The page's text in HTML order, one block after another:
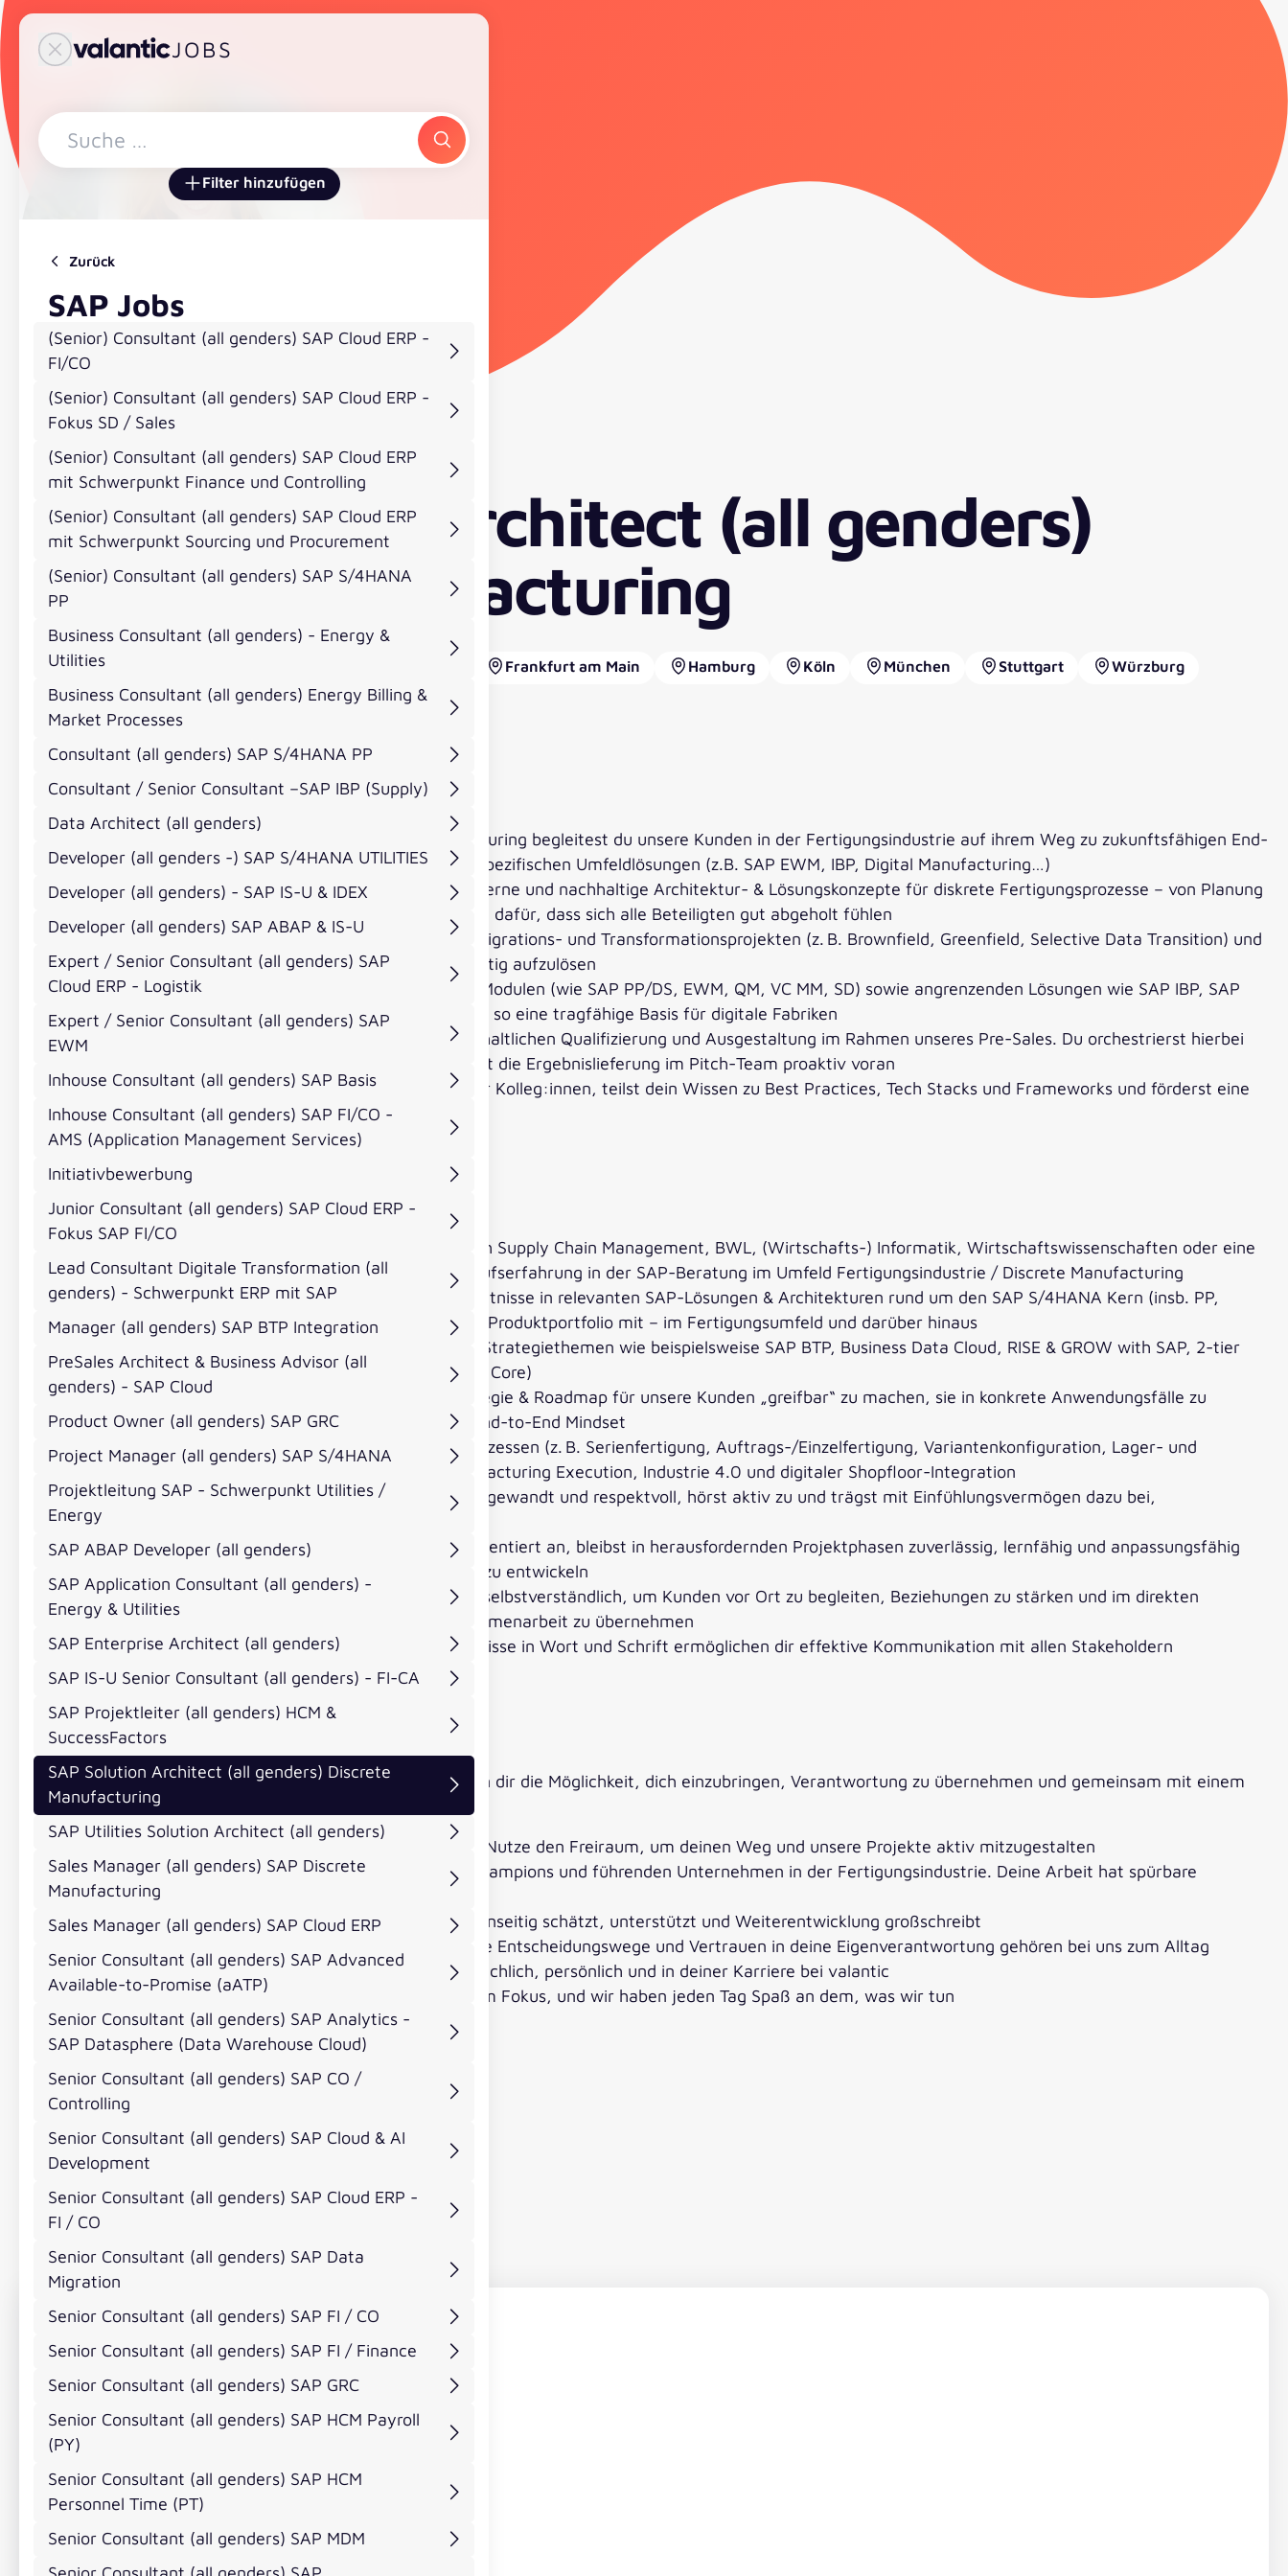
Skip to content
Skip to sidebar
JOBS
JOBS
Suche
Filter hinzufügen
Zurück
SAP Jobs
(Senior) Consultant (all genders) SAP Cloud ERP -
FI/CO
(Senior) Consultant (all genders) SAP Cloud ERP -
Fokus SD / Sales
(Senior) Consultant (all genders) SAP Cloud ERP
mit Schwerpunkt Finance und Controlling
(Senior) Consultant (all genders) SAP Cloud ERP
mit Schwerpunkt Sourcing und Procurement
(Senior) Consultant (all genders) SAP S/4HANA
PP
Business Consultant (all genders) - Energy &
Utilities
Business Consultant (all genders) Energy Billing &
Market Processes
Consultant (all genders) SAP S/4HANA PP
Consultant / Senior Consultant –SAP IBP (Supply)
Data Architect (all genders)
Developer (all genders -) SAP S/4HANA UTILITIES
Developer (all genders) - SAP IS-U & IDEX
Developer (all genders) SAP ABAP & IS-U
Expert / Senior Consultant (all genders) SAP
Cloud ERP - Logistik
Expert / Senior Consultant (all genders) SAP
EWM
Inhouse Consultant (all genders) SAP Basis
Inhouse Consultant (all genders) SAP FI/CO -
AMS (Application Management Services)
Initiativbewerbung
Junior Consultant (all genders) SAP Cloud ERP -
Fokus SAP FI/CO
Lead Consultant Digitale Transformation (all
genders) - Schwerpunkt ERP mit SAP
Manager (all genders) SAP BTP Integration
PreSales Architect & Business Advisor (all
genders) - SAP Cloud
Product Owner (all genders) SAP GRC
Project Manager (all genders) SAP S/4HANA
Projektleitung SAP - Schwerpunkt Utilities /
Energy
SAP ABAP Developer (all genders)
SAP Application Consultant (all genders) -
Energy & Utilities
SAP Enterprise Architect (all genders)
SAP IS-U Senior Consultant (all genders) - FI-CA
SAP Projektleiter (all genders) HCM &
SuccessFactors
SAP Solution Architect (all genders) Discrete
Manufacturing
SAP Utilities Solution Architect (all genders)
Sales Manager (all genders) SAP Discrete
Manufacturing
Sales Manager (all genders) SAP Cloud ERP
Senior Consultant (all genders) SAP Advanced
Available-to-Promise (aATP)
Senior Consultant (all genders) SAP Analytics -
SAP Datasphere (Data Warehouse Cloud)
Senior Consultant (all genders) SAP CO /
Controlling
Senior Consultant (all genders) SAP Cloud & AI
Development
Senior Consultant (all genders) SAP Cloud ERP -
FI / CO
Senior Consultant (all genders) SAP Data
Migration
Senior Consultant (all genders) SAP FI / CO
Senior Consultant (all genders) SAP FI / Finance
Senior Consultant (all genders) SAP GRC
Senior Consultant (all genders) SAP HCM Payroll
(PY)
Senior Consultant (all genders) SAP HCM
Personnel Time (PT)
Senior Consultant (all genders) SAP MDM
SAP Solution Architect (all genders)
Discrete Manufacturing
Berlin Frankfurt am Main Hamburg Köln München Stuttgart
Würzburg
Mannheim
SAP Berufserfahrene
Dein Wirkungsfeld
Als SAP Solution Architect (all genders) Discrete Manufacturing begleitest du unsere Kunden in der Fertigungsindustrie auf ihrem Weg zu zukunftsfähigen End-
to-End-Prozesslösungen mit SAP S/4HANA und industriespezifischen Umfeldlösungen (z.B. SAP EWM, IBP, Digital Manufacturing…)
Gemeinsam mit Fachbereichen und IT entwickelst du moderne und nachhaltige Architektur- & Lösungskonzepte für diskrete Fertigungsprozesse – von Planung
und Supply Chain über Produktion bis Logistik – und sorgst dafür, dass sich alle Beteiligten gut abgeholt fühlen
Du begleitest Fit-to-Standard‑Analysen, unterstützt bei Migrations- und Transformationsprojekten (z. B. Brownfield, Greenfield, Selective Data Transition) und
trägst dazu bei, Konflikte zwischen Anforderungen frühzeitig aufzulösen
Du gestaltest Integrationsszenarien zwischen relevanten Modulen (wie SAP PP/DS, EWM, QM, VC MM, SD) sowie angrenzenden Lösungen wie SAP IBP, SAP
Digital Manufacturing oder SAP BTP Services und schaffst so eine tragfähige Basis für digitale Fabriken
In Angebotsprozessen spielst du eine zentrale Rolle der inhaltlichen Qualifizierung und Ausgestaltung im Rahmen unseres Pre-Sales. Du orchestrierst hierbei
die Einbindung weiterer Prozess-/Fachexperten und treibst die Ergebnislieferung im Pitch-Team proaktiv voran
Im Team übernimmst du eine wichtige Rolle als Mentor für Kolleg:innen, teilst dein Wissen zu Best Practices, Tech Stacks und Frameworks und förderst eine
wertschätzende, solidarische und inklusive Projektkultur
Was Dich auszeichnet
Du besitzt einen erfolgreichen Studienabschluss im Bereich Supply Chain Management, BWL, (Wirtschafts-) Informatik, Wirtschaftswissenschaften oder eine
vergleichbare Qualifikation sowie mindestens 5 Jahre Berufserfahrung in der SAP-Beratung im Umfeld Fertigungsindustrie / Discrete Manufacturing
Du bringst sehr gute und weitgefächerte Applikationskenntnisse in relevanten SAP-Lösungen & Architekturen rund um den SAP S/4HANA Kern (insb. PP,
PP/DS, VC, EWM, Logistik) sowie dem angrenzenden SAP Produktportfolio mit – im Fertigungsumfeld und darüber hinaus
Du besitzt Expertise zu wesentlichen SAP Technologie- & Strategiethemen wie beispielsweise SAP BTP, Business Data Cloud, RISE & GROW with SAP, 2-tier
Architekturen sowie Methodiken (z.B. SAP Activate, Clean Core)
Du schaffst es, komplexe Themen rund um die SAP Strategie & Roadmap für unsere Kunden „greifbar“ zu machen, sie in konkrete Anwendungsfälle zu
übersetzen und operativ umzusetzen – stets mit einem End-to-End Mindset
Du bist vertraut mit typischen Fertigungs- und Logistikprozessen (z. B. Serienfertigung, Auftrags-/Einzelfertigung, Variantenkonfiguration, Lager- und
Transportprozesse) sowie Interesse an Themen wie Manufacturing Execution, Industrie 4.0 und digitaler Shopfloor-Integration
Du arbeitest gerne im Team, kommunizierst offen, sprachgewandt und respektvoll, hörst aktiv zu und trägst mit Einfühlungsvermögen dazu bei,
unterschiedliche Perspektiven zusammenzuführen
Du gehst Aufgaben belastbar, strukturiert und ergebnisorientiert an, bleibst in herausfordernden Projektphasen zuverlässig, lernfähig und anpassungsfähig
und hast Freude daran, gemeinsam tragfähige Lösungen zu entwickeln
Reisebereitschaft innerhalb der DACH-Region ist für dich selbstverständlich, um Kunden vor Ort zu begleiten, Beziehungen zu stärken und im direkten
Austausch Verantwortung für eine vertrauensvolle Zusammenarbeit zu übernehmen
Sehr gute Deutsch- und gute bis sehr gute Englischkenntnisse in Wort und Schrift ermöglichen dir effektive Kommunikation mit allen Stakeholdern
Darauf kannst Du Dich freuen
Bei valantic bieten wir dir mehr als nur einen Job: Wir bieten dir die Möglichkeit, dich einzubringen, Verantwortung zu übernehmen und gemeinsam mit einem
engagierten Team Großes zu erreichen:
Gestaltungsspielraum: Wir glauben an deine Fähigkeiten. Nutze den Freiraum, um deinen Weg und unsere Projekte aktiv mitzugestalten
Top-Kunden & spannende Projekte: Arbeite mit Hidden Champions und führenden Unternehmen in der Fertigungsindustrie. Deine Arbeit hat spürbare
Relevanz
Ein starkes Team: Wir sind eine Community, die sich gegenseitig schätzt, unterstützt und Weiterentwicklung großschreibt
Flexible Arbeitswelt: Hybrid- und Remote-Optionen, kurze Entscheidungswege und Vertrauen in deine Eigenverantwortung gehören bei uns zum Alltag
Langfristige Entwicklung: Wir fördern dein Wachstum – fachlich, persönlich und in deiner Karriere bei valantic
Gemeinsam erfolgreich: Bei uns steht der Teamgedanke im Fokus, und wir haben jeden Tag Spaß an dem, was wir tun
Bewerben
Dein Kontakt